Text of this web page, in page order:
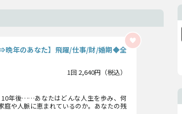
晩年のあなた】飛躍/仕事/財/婚期◆全
1回 2,640円（税込）
10年後……あなたはどんな人生を歩み、何
庭や人脈に恵まれているのか。あなたの残